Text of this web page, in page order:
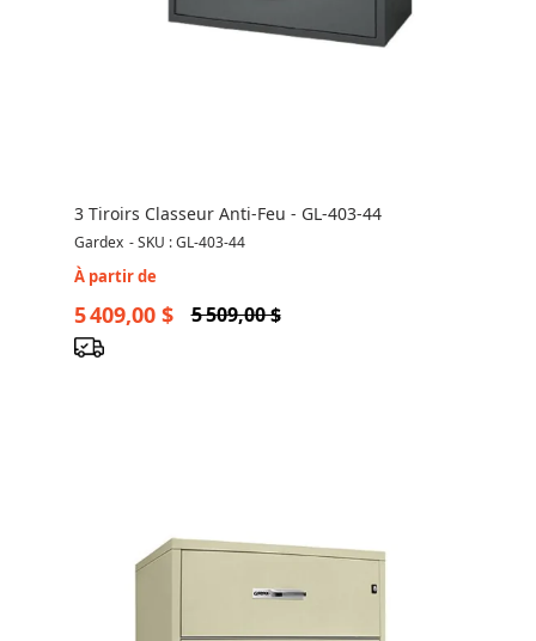
3 Tiroirs Classeur Anti-Feu - GL-403-44
Gardex -SKU : GL-403-44
À partir de
5 409,00 $ 5 509,00 $